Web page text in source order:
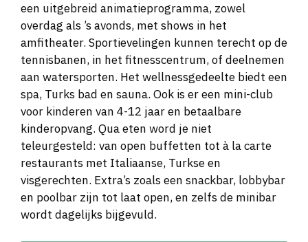
een uitgebreid animatieprogramma, zowel
overdag als ’s avonds, met shows in het
amfitheater. Sportievelingen kunnen terecht op de
tennisbanen, in het fitnesscentrum, of deelnemen
aan watersporten. Het wellnessgedeelte biedt een
spa, Turks bad en sauna. Ook is er een mini-club
voor kinderen van 4-12 jaar en betaalbare
kinderopvang. Qua eten word je niet
teleurgesteld: van open buffetten tot à la carte
restaurants met Italiaanse, Turkse en
visgerechten. Extra’s zoals een snackbar, lobbybar
en poolbar zijn tot laat open, en zelfs de minibar
wordt dagelijks bijgevuld.